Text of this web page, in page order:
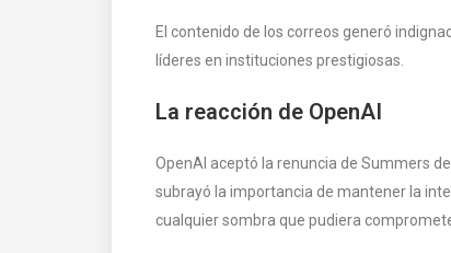
El contenido de los correos generó
líderes en instituciones prestigiosas.
La reacción de OpenAI
OpenAI aceptó la renuncia de Summers
subrayó la importancia de mantener la
cualquier sombra que pudiera